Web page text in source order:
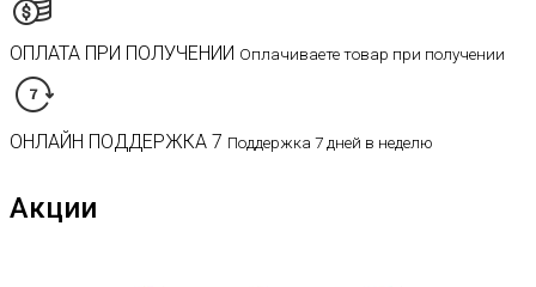
ОПЛАТА ПРИ ПОЛУЧЕНИИ Оплачиваете товар при получении
ОНЛАЙН ПОДДЕРЖКА 7 Поддержка 7 дней в неделю
Акции